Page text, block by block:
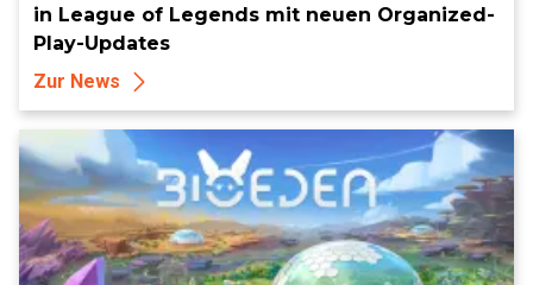
in League of Legends mit neuen Organized-
Play-Updates
Zur News